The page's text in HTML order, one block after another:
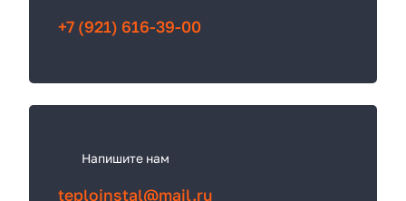
з
а
+7 (921) 616-39-00
Напишите нам
teploinstal@mail.ru